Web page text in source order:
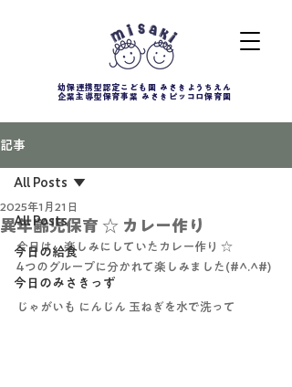
幼保連携型認定こども園 みさきようちえん
企業主導型保育事業 みさきピッコロ保育園
記事
All Posts
今日の給食
今日のみさきっず
All Posts
異年齢児保育 ☆ カレー作り
2025年1月21日
今日は、楽しみにしていたカレー作り ☆
4つのグループに分かれて楽しみました(#^.^#)
じゃがいも にんじん 玉ねぎを水で洗って